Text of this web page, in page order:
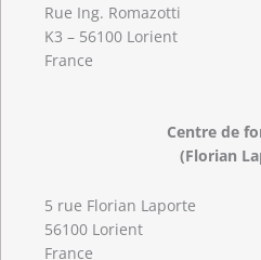
Rue Ing. Romazotti
K3 – 56100 Lorient
France
Centre de
(Florian
5 rue Florian Laporte
56100 Lorient
France